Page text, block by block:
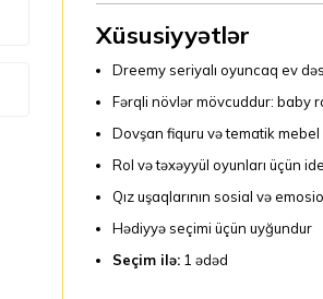
Xüsusiyyətlər
Dreemy seriyalı oyuncaq ev
Fərqli növlər mövcuddur: baby
Dovşan fiquru və tematik mebel
Rol və təxəyyül oyunları üçün
Qız uşaqlarının sosial və
Hədiyyə seçimi üçün uyğundur
Seçim ilə:1 ədəd